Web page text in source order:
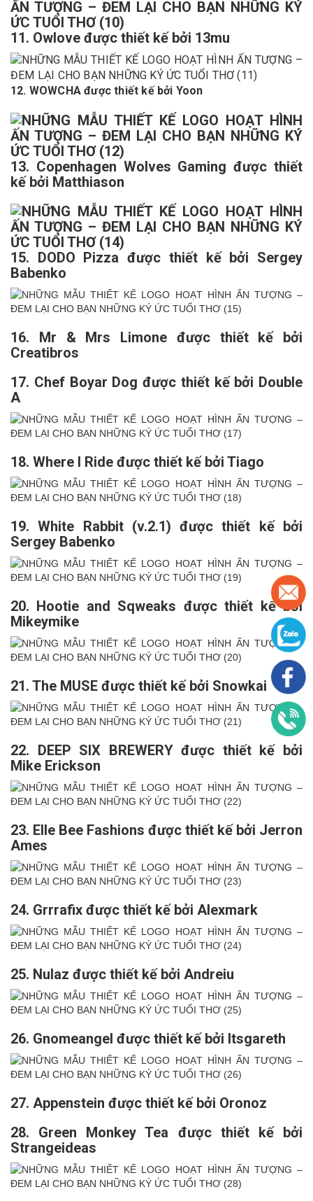
11. Owlove được thiết kế bởi 13mu
12. WOWCHA được thiết kế bởi Yoon
13. Copenhagen Wolves Gaming được thiết
kế bởi Matthiason
15. DODO Pizza được thiết kế bởi Sergey
Babenko
16. Mr & Mrs Limone được thiết kế bởi
Creatibros
17. Chef Boyar Dog được thiết kế bởi Double
A
18. Where I Ride được thiết kế bởi Tiago
19. White Rabbit (v.2.1) được thiết kế bởi
Sergey Babenko
20. Hootie and Sqweaks được thiết kế bởi
Mikeymike
21. The MUSE được thiết kế bởi Snowkai
22. DEEP SIX BREWERY được thiết kế bởi
Mike Erickson
23. Elle Bee Fashions được thiết kế bởi Jerron
Ames
24. Grrrafix được thiết kế bởi Alexmark
25. Nulaz được thiết kế bởi Andreiu
26. Gnomeangel được thiết kế bởi Itsgareth
27. Appenstein được thiết kế bởi Oronoz
28. Green Monkey Tea được thiết kế bởi
Strangeideas